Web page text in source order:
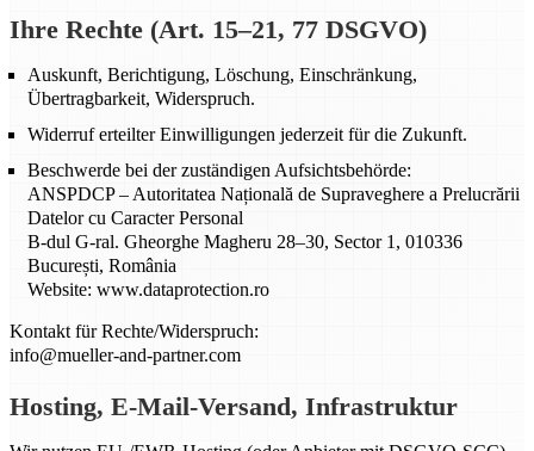
Ihre Rechte (Art. 15–21, 77 DSGVO)
Auskunft, Berichtigung, Löschung, Einschränkung,
Übertragbarkeit, Widerspruch.
Widerruf erteilter Einwilligungen jederzeit für die Zukunft.
Beschwerde bei der zuständigen Aufsichtsbehörde:
ANSPDCP – Autoritatea Națională de Supraveghere a Prelucrării
Datelor cu Caracter Personal
B-dul G-ral. Gheorghe Magheru 28–30, Sector 1, 010336
București, România
Website: www.dataprotection.ro
Kontakt für Rechte/Widerspruch:
info@mueller-and-partner.com
Hosting, E-Mail-Versand, Infrastruktur